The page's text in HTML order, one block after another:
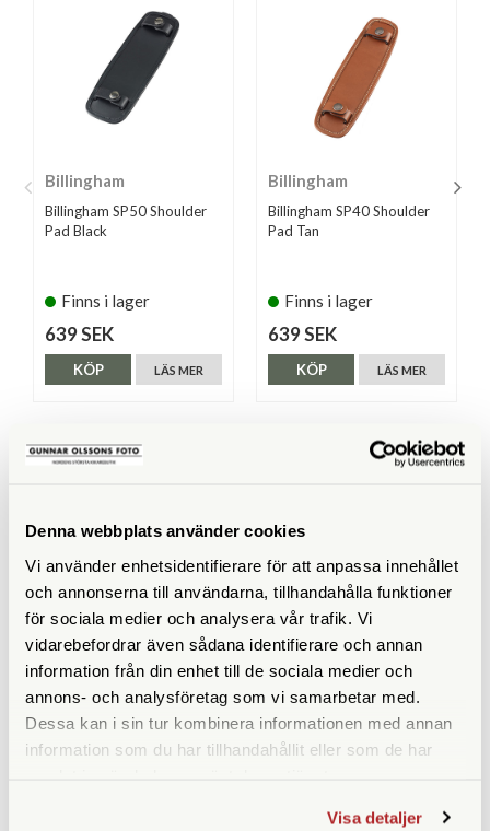
Denna webbplats använder cookies
Vi använder enhetsidentifierare för att anpassa innehållet
och annonserna till användarna, tillhandahålla funktioner
för sociala medier och analysera vår trafik. Vi
vidarebefordrar även sådana identifierare och annan
information från din enhet till de sociala medier och
annons- och analysföretag som vi samarbetar med.
Dessa kan i sin tur kombinera informationen med annan
information som du har tillhandahållit eller som de har
Visa detaljer
Billingham
Billingham SP50 Shoulder
Pad Black
Finns i lager
639 SEK
LÄS MER
KÖP
Billingham
Billingham SP40 Shoulder
Pad Tan
Finns i lager
639 SEK
LÄS MER
KÖP